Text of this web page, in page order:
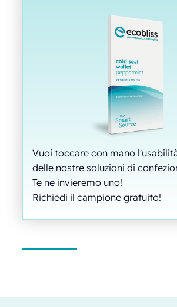
Vuoi toccare con mano
delle nostre soluzioni di
Te ne invieremo uno!
Richiedi il campione gratuito!